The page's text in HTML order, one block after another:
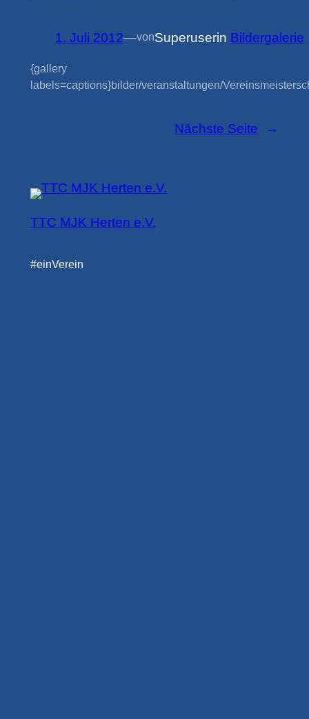
1. Juli 2012—vonSuperuserin Bildergalerie
{gallery
labels=captions}bilder/veranstaltungen/
Nächste Seite →
TTC MJK Herten e.V.
#einVerein